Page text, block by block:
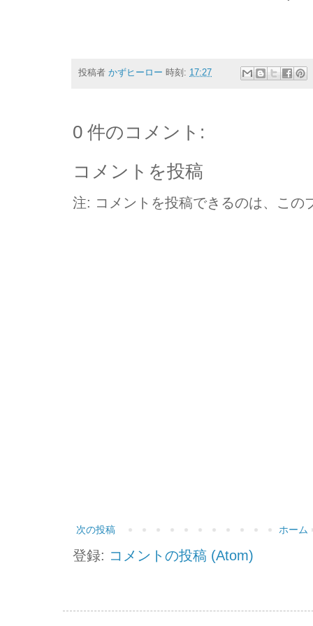
投稿者 かずヒーロー 時刻: 17:27
0 件のコメント:
コメントを投稿
注: コメントを投稿できるのは、この
次の投稿 ホーム
登録: コメントの投稿 (Atom)